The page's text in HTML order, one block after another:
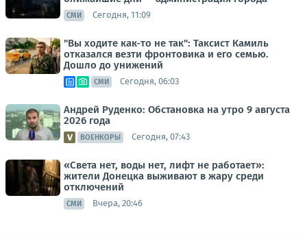
СМИ Сегодня, 11:09
"Вы ходите как-то не так": Таксист Камиль
отказался везти фронтовика и его семью.
Дошло до унижений
СМИ Сегодня, 06:03
Андрей Руденко: Обстановка на утро 9 августа
2026 года
ВОЕНКОРЫ Сегодня, 07:43
«Света нет, воды нет, лифт не работает»:
жители Донецка выживают в жару среди
отключений
СМИ Вчера, 20:46